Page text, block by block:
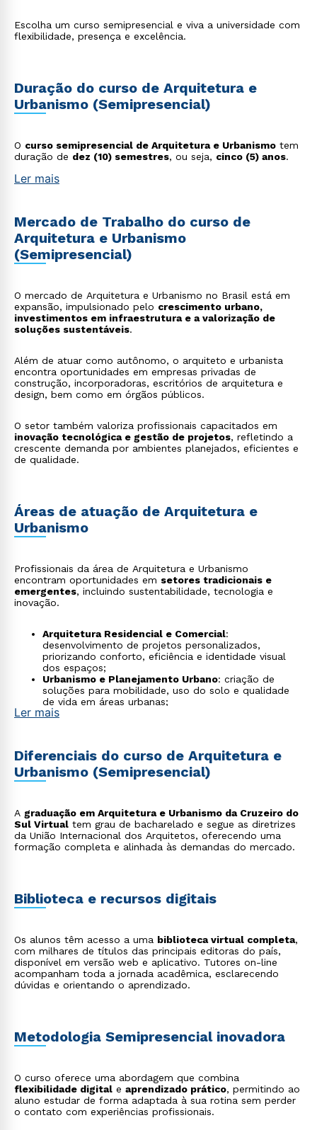
Escolha um curso semipresencial e viva a universidade com
flexibilidade, presença e excelência.
Duração do curso de Arquitetura e
Urbanismo (Semipresencial)
O curso semipresencial de Arquitetura e Urbanismo tem
duração de dez (10) semestres, ou seja, cinco (5) anos.
Ler mais
Mercado de Trabalho do curso de
Arquitetura e Urbanismo
(Semipresencial)
O mercado de Arquitetura e Urbanismo no Brasil está em
expansão, impulsionado pelo crescimento urbano,
investimentos em infraestrutura e a valorização de
soluções sustentáveis.
Além de atuar como autônomo, o arquiteto e urbanista
encontra oportunidades em empresas privadas de
construção, incorporadoras, escritórios de arquitetura e
design, bem como em órgãos públicos.
O setor também valoriza profissionais capacitados em
inovação tecnológica e gestão de projetos, refletindo a
crescente demanda por ambientes planejados, eficientes e
de qualidade.
Áreas de atuação de Arquitetura e
Urbanismo
Profissionais da área de Arquitetura e Urbanismo
encontram oportunidades em setores tradicionais e
emergentes, incluindo sustentabilidade, tecnologia e
inovação.
Arquitetura Residencial e Comercial:
desenvolvimento de projetos personalizados,
priorizando conforto, eficiência e identidade visual
dos espaços;
Urbanismo e Planejamento Urbano: criação de
soluções para mobilidade, uso do solo e qualidade
de vida em áreas urbanas;
Restauração e Preservação do Patrimônio
Paisagismo : planejamento de áreas verdes e espaços
ao ar livre, promovendo equilíbrio entre natureza e
bem-estar;
reaproveitamento de recursos e responsabilidade
ambiental;
Design de Interiores : planejamento de ambientes
internos com foco em estética, funcionalidade e
exposições e experiências imersivas;
Arquitetura Digital e BIM: utilização de modelos 3D
Arquitetura de Saúde e Hospitalar: desenvolvimento
de espaços que priorizam bem-estar, segurança e
funcionalidade em hospitais e clínicas;
Arquitetura Comercial e de Lazer : criação de
espaços para lojas, restaurantes, hotéis e resorts,
Ler mais
Diferenciais do curso de Arquitetura e
Urbanismo (Semipresencial)
A graduação em Arquitetura e Urbanismo da Cruzeiro do
Sul Virtual tem grau de bacharelado e segue as diretrizes
da União Internacional dos Arquitetos, oferecendo uma
formação completa e alinhada às demandas do mercado.
Biblioteca e recursos digitais
Os alunos têm acesso a uma biblioteca virtual completa,
com milhares de títulos das principais editoras do país,
disponível em versão web e aplicativo. Tutores on-line
acompanham toda a jornada acadêmica, esclarecendo
dúvidas e orientando o aprendizado.
Metodologia Semipresencial inovadora
O curso oferece uma abordagem que combina
flexibilidade digital e aprendizado prático, permitindo ao
aluno estudar de forma adaptada à sua rotina sem perder
o contato com experiências profissionais.